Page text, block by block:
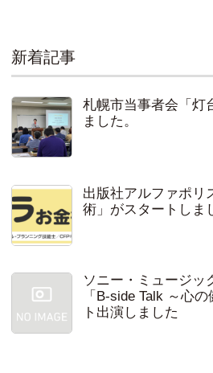
新着記事
札幌市当事者会「灯
ました。
出版社アルファポリ
術」がスタートしま
ソニー・ミュージッ
「B-side Talk ～心
ト出演しました